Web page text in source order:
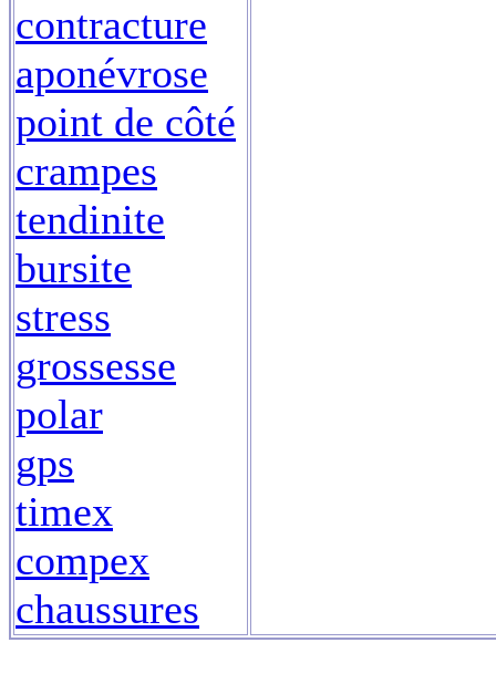
contracture
aponévrose
point de côté
crampes
tendinite
bursite
stress
grossesse
polar
gps
timex
compex
chaussures